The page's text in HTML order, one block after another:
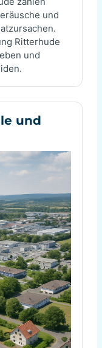
und
Ritterhude
und
und